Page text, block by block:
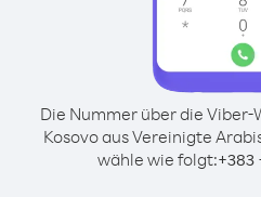
Die Nummer über die
Kosovo aus Vereinigte
wähle wie folgt:+383